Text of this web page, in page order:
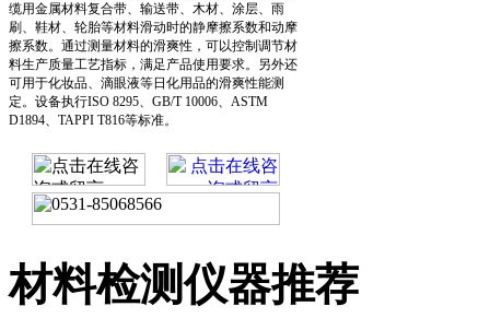
缆用金属材料复合带、输送带、木材、涂层、雨
刷、鞋材、轮胎等材料滑动时的静摩擦系数和动摩
擦系数。通过测量材料的滑爽性，可以控制调节材
料生产质量工艺指标，满足产品使用要求。另外还
可用于化妆品、滴眼液等日化用品的滑爽性能测
定。设备执行ISO 8295、GB/T 10006、ASTM
D1894、TAPPI T816等标准。
材料检测仪器推荐